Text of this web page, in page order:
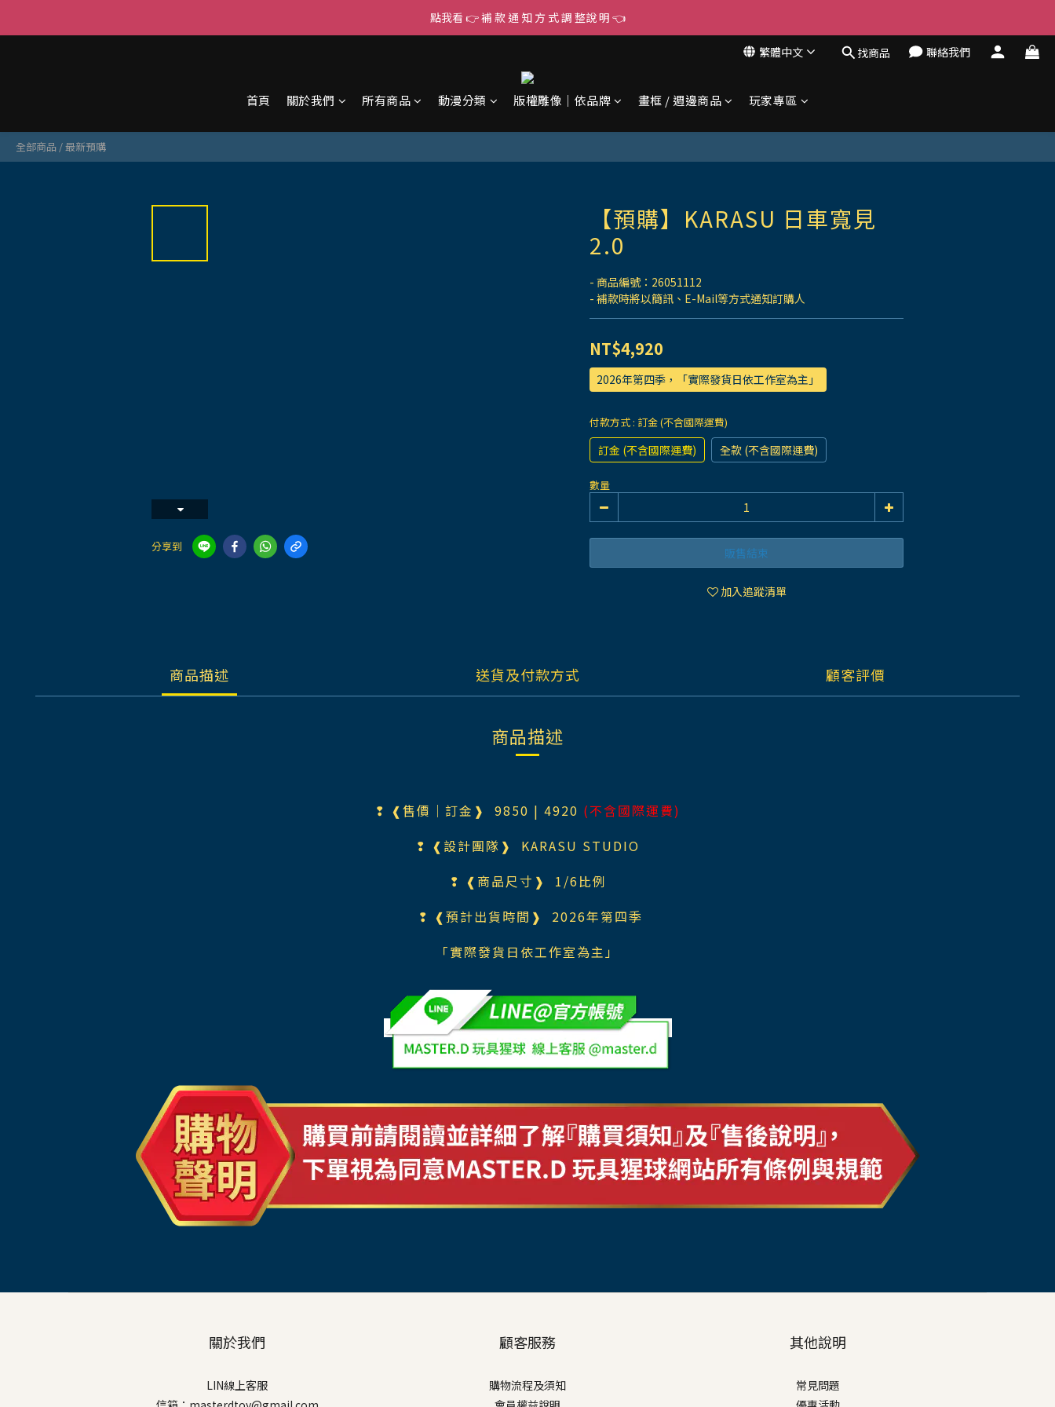
點我看 👉 補 款 通 知 方 式 調 整說 明 👈
繁體中文 找商品 聯絡我們
首頁 關於我們 所有商品 動漫分類 版權雕像｜依品牌 畫框 / 週邊商品 玩家專區
全部商品 /最新預購
分享到
【預購】KARASU 日車寬見
2.0
- 商品編號：26051112
- 補款時將以簡訊、E-Mail等方式通知訂購人
NT$4,920
2026年第四季，「實際發貨日依工作室為主」
付款方式 : 訂金 (不含國際運費)
訂金 (不含國際運費) 全款 (不含國際運費)
數量
販售結束
加入追蹤清單
商品描述 送貨及付款方式 顧客評價
商品描述
❢ ❰售價｜訂金❱ 9850 | 4920 (不含國際運費)
❢ ❰設計團隊❱ KARASU STUDIO
❢ ❰商品尺寸❱ 1/6比例
❢ ❰預計出貨時間❱ 2026年第四季
「實際發貨日依工作室為主」
關於我們
LIN線上客服
顧客服務
購物流程及須知
其他說明
常見問題